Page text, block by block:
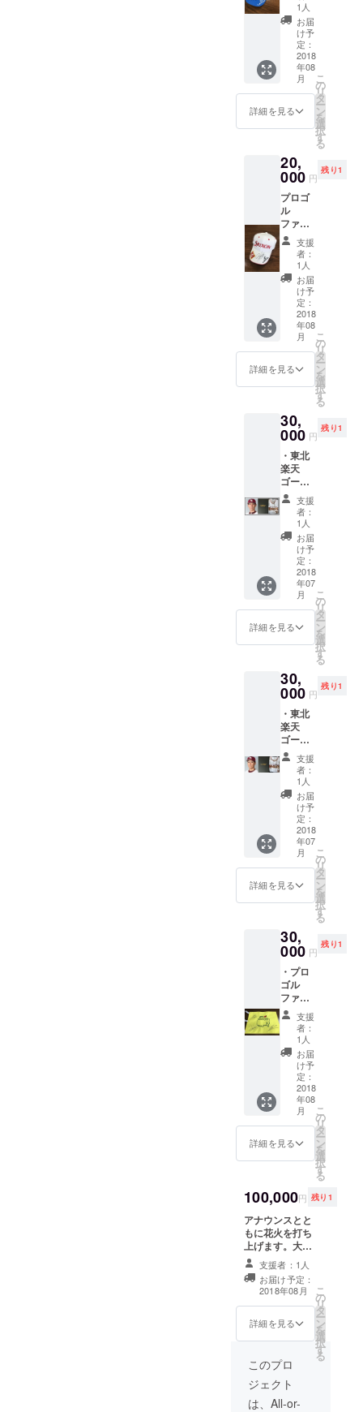
す。※７
月３１
日まで
支援し
て頂い
た方に
限りま
す。
のサイ
ン入り
キャッ
プをお
返しし
ます。
新聞広
告への
記載
（８月
５日河
朝刊）
は７月
３１日
まで支
援して
頂いた
方に限
りま
す。
1人
お届
け予
定：
2018
年08
月
詳細を見る
こ
の
リ
タ
ー
ン
を
選
択
す
る
20,
000 円
残り1
プロゴ
ル
ファー
松山英
樹選手
のサイ
ン入り
キャッ
プをお
返しし
ます。
新聞広
告への
記載
（８月
５日河
朝刊）
は７月
３１日
まで支
援して
頂いた
方に限
りま
す。
支援
者：
1人
お届
け予
定：
2018
年08
月
詳細を見る
こ
の
リ
タ
ー
ン
を
選
択
す
る
30,
000 円
残り1
・東北
楽天
ゴール
デン
イーグ
ルス嶋
基宏選
手のサ
イン入
りユニ
フォー
ムをお
返しし
ます。
・ま
た、８
の河北
新報朝
刊への
新聞広
告の記
載をし
支援の
御礼を
発信し
ます。
新聞広
告への
記載
（８月
５日河
北新報
朝刊）
援して
頂いた
方に限
りま
す。
支援
者：
1人
お届
け予
定：
2018
年07
月
詳細を見る
こ
の
リ
タ
ー
ン
を
選
択
す
る
30,
000 円
残り1
・東北
楽天
ゴール
デン
イーグ
ルス則
本昂大
選手の
サイン
入りユ
フォー
ムをお
返しし
ます。
・ま
月５日
の河北
新報朝
刊への
新聞広
告の記
載をし
支援の
御礼を
発信し
ます。
新聞広
告への
記載
（８月
５日河
北新報
まで支
援して
頂いた
方に限
りま
す。
支援
者：
1人
お届
け予
定：
2018
年07
月
詳細を見る
こ
の
リ
タ
ー
ン
を
選
択
す
る
30,
000 円
残り1
・プロ
ゴル
ファー
松山英
樹選
手、宮
里優作
選手、
池田勇
太選手
サイン
入り２
０１８
年マス
ターズ
フラッ
広告へ
の記載
（８月
５日河
北新報
は７月
３１日
まで支
援して
頂いた
す。
支援
者：
1人
お届
け予
定：
2018
年08
月
詳細を見る
こ
の
リ
タ
ー
ン
を
選
択
す
る
100,000円 残り1
アナウンスとと
もに花火を打ち
上げます。大切
な方への思い出
作りとしてご活
用してくださ
い。 ※詳細は別
途相談します。
新聞広告への記
７月３１日まで
支援して頂いた
方に限ります。
支援者：1人
お届け予定：
2018年08月
詳細を見る
こ
の
リ
タ
ー
ン
を
選
択
す
る
このプロ
ジェクト
は、All-or-